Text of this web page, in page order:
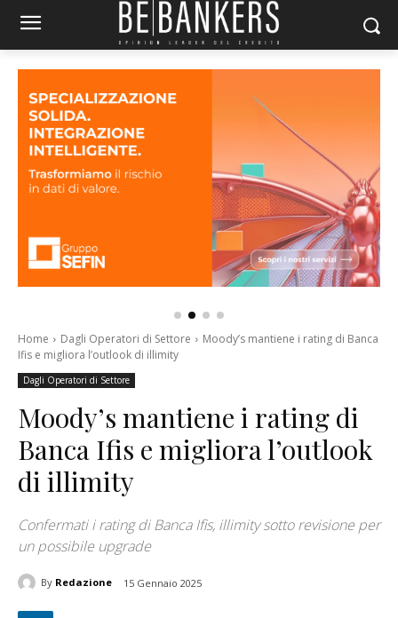
Home Dagli Operatori di Settore
Moody’s mantiene i rating di Banca
Ifis e migliora l’outlook di illimity
Dagli Operatori di Settore
Moody’s mantiene i rating di
Banca Ifis e migliora l’outlook
di illimity
Confermati i rating di Banca Ifis, illimity sotto revisione per
un possibile upgrade
By Redazione 15 Gennaio 2025